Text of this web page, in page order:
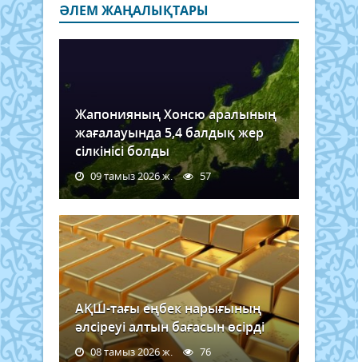
ӘЛЕМ ЖАҢАЛЫҚТАРЫ
Жапонияның Хонсю аралының
жағалауында 5,4 балдық жер
сілкінісі болды
09 тамыз 2026 ж. 57
АҚШ-тағы еңбек нарығының
әлсіреуі алтын бағасын өсірді
08 тамыз 2026 ж. 76